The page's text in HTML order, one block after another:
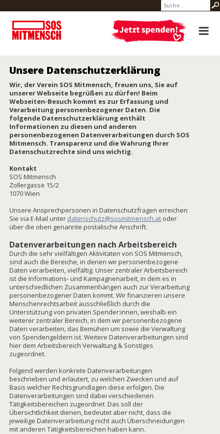
Unsere Datenschutzerklärung
Wir, der Verein SOS Mitmensch, freuen uns, Sie auf
unserer Webseite begrüßen zu dürfen! Beim
Webseiten-Besuch kommt es zur Erfassung und
Verarbeitung personenbezogener Daten. Die
folgende Datenschutzerklärung enthält
Informationen zu diesen und anderen
personenbezogenen Datenverarbeitungen durch SOS
Mitmensch. Transparenz und die Wahrung Ihrer
Datenschutzrechte sind uns wichtig.
Kontakt
SOS Mitmensch
Zollergasse 15/2
1070 Wien
Unsere Ansprechpersonen in Datenschutzfragen erreichen
Sie via E-Mail unter datenschutz@sosmitmensch.at oder
über die oben genannte postalische Anschrift.
Datenverarbeitungen nach Arbeitsbereich
Durch die sehr vielfältigen Aktivitäten von SOS Mitmensch,
sind auch die Bereiche, in denen wir personenbezogene
Daten verarbeiten, vielfältig. Unser zentraler Arbeitsbereich
ist die Informations- und Kampagnenarbeit, in dem es in
unterschiedlichen Zusammenhängen auch zur Verarbeitung
personenbezogener Daten kommt. Wir finanzieren unsere
Menschenrechtsarbeit ausschließlich durch die
Unterstützung von privaten Spender:innen, weshalb ein
weiterer zentraler Bereich, in dem wir personenbezogene
Daten verarbeiten, das Bemühen um sowie die Verwaltung
von Spendengeldern ist. Weitere Datenverarbeitungen sind
hier dem Arbeitsbereich Verwaltung & Sonstiges
zugeordnet.
Folgend werden konkrete Datenverarbeitungen
beschrieben und erläutert, zu welchen Zwecken und auf
Basis welcher Rechtsgrundlagen diese erfolgen. Die
Datenverarbeitungen sind dabei verschiedenen
Tätigkeitsbereichen zugeordnet. Das soll der
Übersichtlichkeit dienen, bedeutet aber nicht, dass die
jeweilige Datenverarbeitung nicht auch Überschneidungen
mit anderen Tätigkeitsbereichen haben kann.